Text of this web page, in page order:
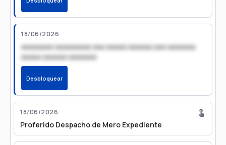
18/06/2026
xxxxxxxx xxxxxxxxx xxx xxxxx xxxxxx xxx xxxxxxx
xxxxx xxxxxx xxxxxxx
Desbloquear
18/06/2026
Proferido Despacho de Mero Expediente